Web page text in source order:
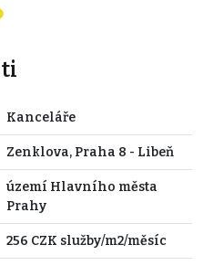
Kanceláře
Zenklova, Praha 8 - Libeň
území Hlavního města
Prahy
256 CZK služby/m2/měsíc